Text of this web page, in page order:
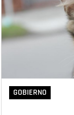
GOBIERNO